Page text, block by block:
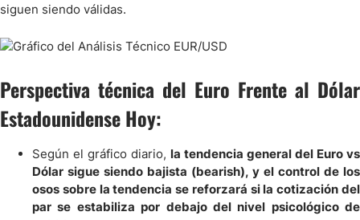
siguen siendo válidas.
Perspectiva técnica del Euro Frente al Dólar
Estadounidense Hoy:
Según el gráfico diario, la tendencia general del Euro vs
Dólar sigue siendo bajista (bearish), y el control de los
osos sobre la tendencia se reforzará si la cotización del
par se estabiliza por debajo del nivel psicológico de